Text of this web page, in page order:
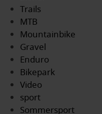
Trails
MTB
Mountainbike
Gravel
Enduro
Bikepark
Video
sport
Sommersport